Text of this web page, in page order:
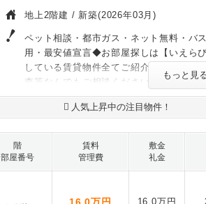
地上2階建 / 新築(2026年03月)
ペット相談・都市ガス・ネット無料・バ
用・最安値宣言◆お部屋探しは【いえら
している賃貸物件全てご紹介可能です(
査等なんでもご相談ください◆クレジッ
もっと見
人気上昇中の注目物件！
階
部屋番号
賃料
管理費
敷金
礼金
16.0万円